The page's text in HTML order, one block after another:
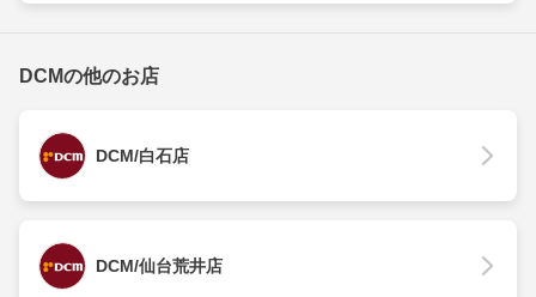
DCMの他のお店
DCM/白石店
DCM/仙台荒井店